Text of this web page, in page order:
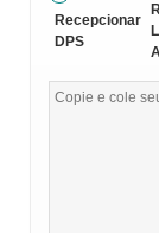
Recepcionar
DPS